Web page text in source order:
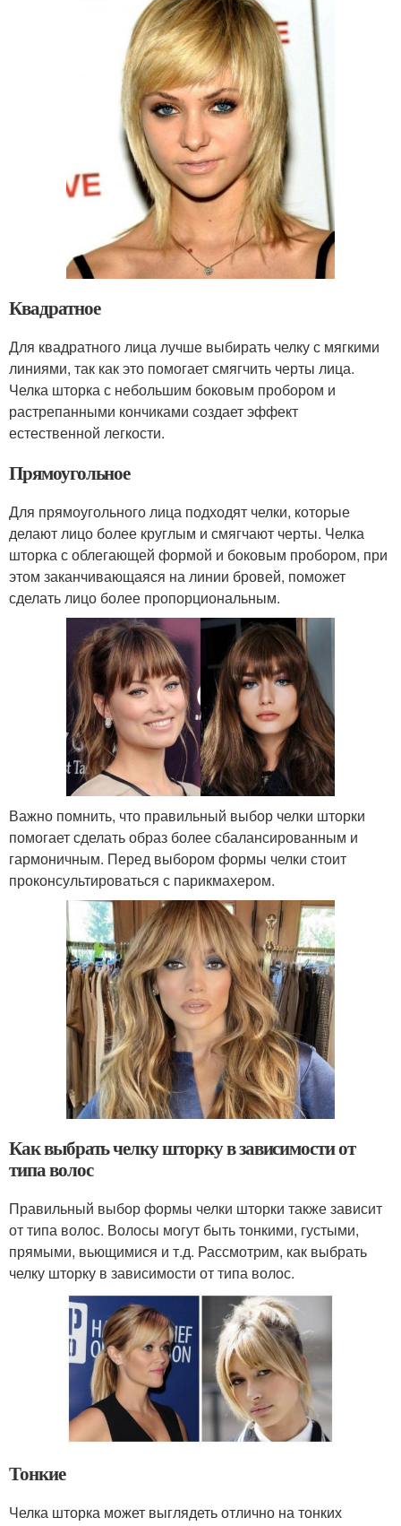
Квадратное
Для квадратного лица лучше выбирать челку с мягкими
линиями, так как это помогает смягчить черты лица.
Челка шторка с небольшим боковым пробором и
растрепанными кончиками создает эффект
естественной легкости.
Прямоугольное
Для прямоугольного лица подходят челки, которые
делают лицо более круглым и смягчают черты. Челка
шторка с облегающей формой и боковым пробором, при
этом заканчивающаяся на линии бровей, поможет
сделать лицо более пропорциональным.
Важно помнить, что правильный выбор челки шторки
помогает сделать образ более сбалансированным и
гармоничным. Перед выбором формы челки стоит
проконсультироваться с парикмахером.
Как выбрать челку шторку в зависимости от
типа волос
Правильный выбор формы челки шторки также зависит
от типа волос. Волосы могут быть тонкими, густыми,
прямыми, вьющимися и т.д. Рассмотрим, как выбрать
челку шторку в зависимости от типа волос.
Тонкие
Челка шторка может выглядеть отлично на тонких